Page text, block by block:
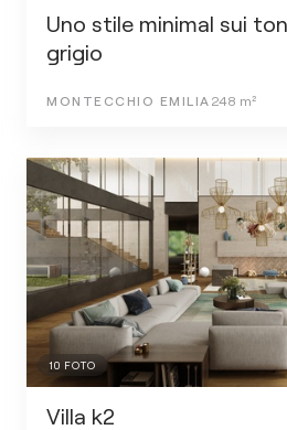
Uno stile minimal sui
grigio
MONTECCHIO EMILIA 248 m²
10 FOTO
Villa k2